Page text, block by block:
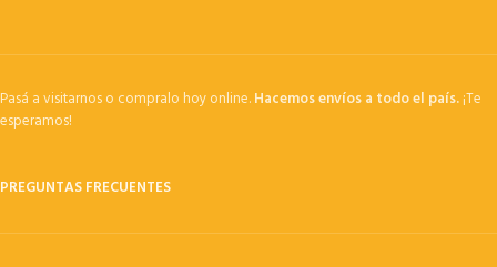
Pasá a visitarnos o compralo hoy online.Hacemos envíos a todo el país.¡Te
esperamos!
PREGUNTAS FRECUENTES